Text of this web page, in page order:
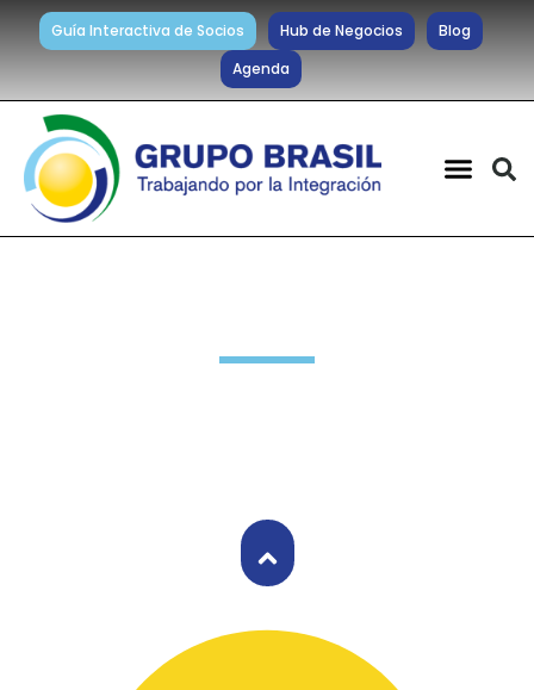
Guía Interactiva de Socios Hub de Negocios
Blog
Agenda